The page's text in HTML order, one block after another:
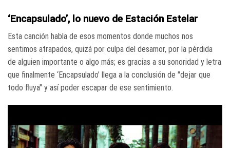
‘Encapsulado’, lo nuevo de Estación Estelar
Esta canción habla de esos momentos donde muchos nos
sentimos atrapados, quizá por culpa del desamor, por la pérdida
de alguien importante o algo más; es gracias a su sonoridad y letra
que finalmente ‘Encapsulado’ llega a la conclusión de "dejar que
todo fluya" y así poder escapar de ese sentimiento.